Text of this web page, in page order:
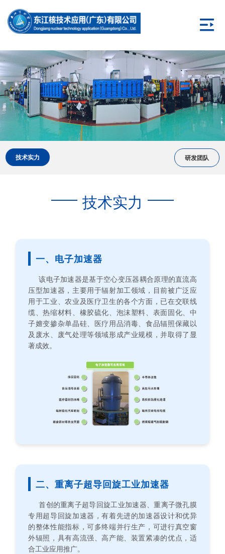
技术实力 研发团队
技术实力
一、电子加速器
该电子加速器是基于空心变压器耦合原理的直流高
压型加速器，主要用于辐射加工领域，目前被广泛应
用于工业、农业及医疗卫生的各个方面，已在交联线
缆、热缩材料、橡胶硫化、泡沫塑料、表面固化、中
子嬗变掺杂单晶硅、医疗用品消毒、食品辐照保藏以
及废水、废气处理等领域形成产业规模，并取得了显
著成效。
二、重离子超导回旋工业加速器
首创的重离子超导回旋工业加速器、重离子微孔膜
专用超导回旋加速器，有着先进的加速器设计和优异
的整体性能指标，可多终端并行生产，可进行真空窗
外辐照，具有高流强、高产能、装置紧凑的优点，适
合工业应用推广。